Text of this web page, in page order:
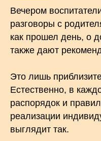
Вечером
разговоры с
как прошел день, о
также дают
Это лишь
Естественно, в
распорядок и
реализации
выглядит так.